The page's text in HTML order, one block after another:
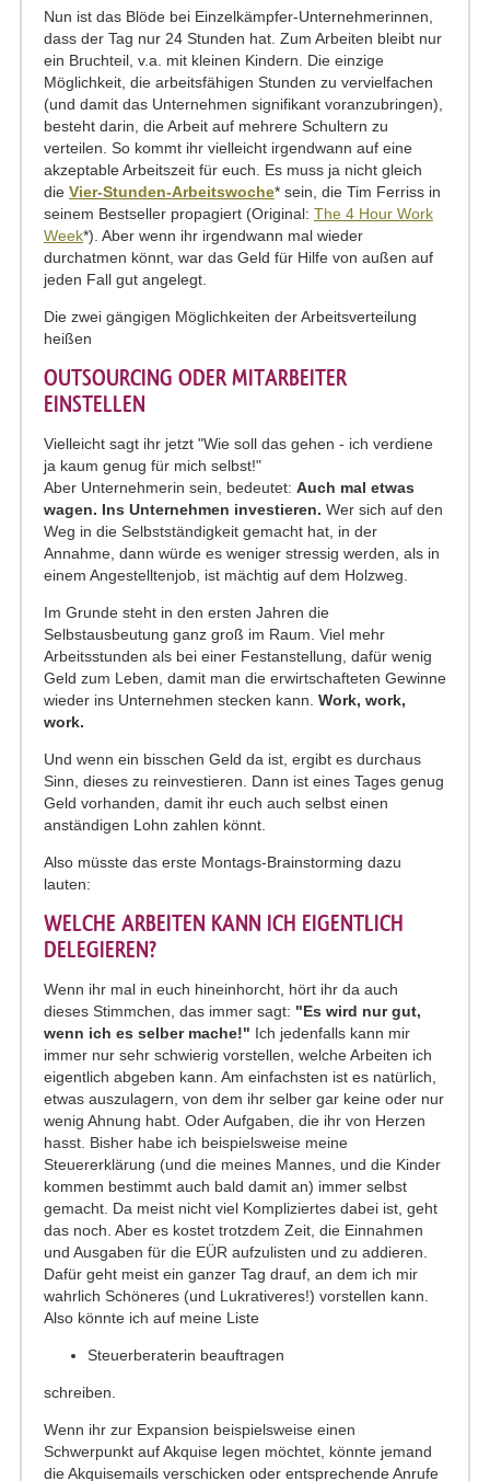
Nun ist das Blöde bei Einzelkämpfer-Unternehmerinnen,
dass der Tag nur 24 Stunden hat. Zum Arbeiten bleibt nur
ein Bruchteil, v.a. mit kleinen Kindern. Die einzige
Möglichkeit, die arbeitsfähigen Stunden zu vervielfachen
(und damit das Unternehmen signifikant voranzubringen),
besteht darin, die Arbeit auf mehrere Schultern zu
verteilen. So kommt ihr vielleicht irgendwann auf eine
akzeptable Arbeitszeit für euch. Es muss ja nicht gleich
die Vier-Stunden-Arbeitswoche* sein, die Tim Ferriss in
seinem Bestseller propagiert (Original: The 4 Hour Work
Week*). Aber wenn ihr irgendwann mal wieder
durchatmen könnt, war das Geld für Hilfe von außen auf
jeden Fall gut angelegt.
Die zwei gängigen Möglichkeiten der Arbeitsverteilung
heißen
OUTSOURCING ODER MITARBEITER
EINSTELLEN
Vielleicht sagt ihr jetzt "Wie soll das gehen - ich verdiene
ja kaum genug für mich selbst!"
Aber Unternehmerin sein, bedeutet: Auch mal etwas
wagen. Ins Unternehmen investieren. Wer sich auf den
Weg in die Selbstständigkeit gemacht hat, in der
Annahme, dann würde es weniger stressig werden, als in
einem Angestelltenjob, ist mächtig auf dem Holzweg.
Im Grunde steht in den ersten Jahren die
Selbstausbeutung ganz groß im Raum. Viel mehr
Arbeitsstunden als bei einer Festanstellung, dafür wenig
Geld zum Leben, damit man die erwirtschafteten Gewinne
wieder ins Unternehmen stecken kann. Work, work,
work.
Und wenn ein bisschen Geld da ist, ergibt es durchaus
Sinn, dieses zu reinvestieren. Dann ist eines Tages genug
Geld vorhanden, damit ihr euch auch selbst einen
anständigen Lohn zahlen könnt.
Also müsste das erste Montags-Brainstorming dazu
lauten:
WELCHE ARBEITEN KANN ICH EIGENTLICH
DELEGIEREN?
Wenn ihr mal in euch hineinhorcht, hört ihr da auch
dieses Stimmchen, das immer sagt: "Es wird nur gut,
wenn ich es selber mache!" Ich jedenfalls kann mir
immer nur sehr schwierig vorstellen, welche Arbeiten ich
eigentlich abgeben kann. Am einfachsten ist es natürlich,
etwas auszulagern, von dem ihr selber gar keine oder nur
wenig Ahnung habt. Oder Aufgaben, die ihr von Herzen
hasst. Bisher habe ich beispielsweise meine
Steuererklärung (und die meines Mannes, und die Kinder
kommen bestimmt auch bald damit an) immer selbst
gemacht. Da meist nicht viel Kompliziertes dabei ist, geht
das noch. Aber es kostet trotzdem Zeit, die Einnahmen
und Ausgaben für die EÜR aufzulisten und zu addieren.
Dafür geht meist ein ganzer Tag drauf, an dem ich mir
wahrlich Schöneres (und Lukrativeres!) vorstellen kann.
Also könnte ich auf meine Liste
Steuerberaterin beauftragen
schreiben.
Wenn ihr zur Expansion beispielsweise einen
Schwerpunkt auf Akquise legen möchtet, könnte jemand
die Akquisemails verschicken oder entsprechende Anrufe